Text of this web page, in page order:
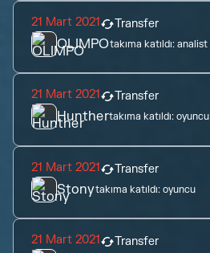
21 Mart 2021 Transfer
OLIMPOtakıma katıldı:analist
21 Mart 2021 Transfer
Hunthertakıma katıldı:oyuncu
21 Mart 2021 Transfer
Stonytakıma katıldı:oyuncu
21 Mart 2021 Transfer